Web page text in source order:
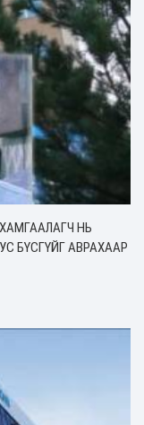
НЬ
БҮСГҮЙГ АВРАХААР